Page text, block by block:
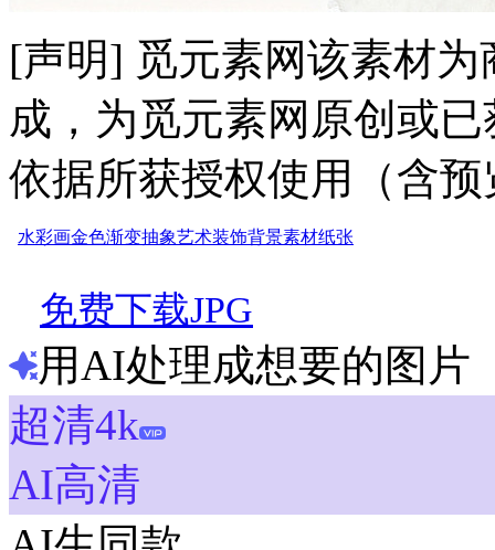
[声明] 觅元素网该素材
成，为觅元素网原创或
依据所获授权使用（含
水彩画金色渐变抽象艺术装饰背景素材纸张
免费下载JPG
用AI处理成想要的图片
超清4k
AI高清